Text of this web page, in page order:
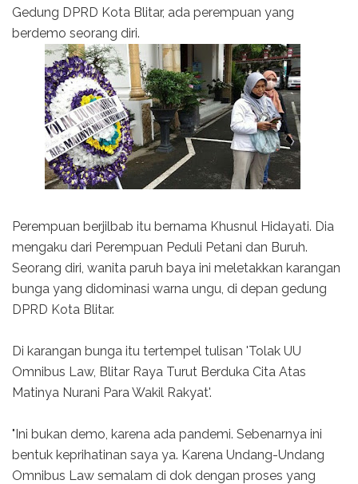
Gedung DPRD Kota Blitar, ada perempuan yang
berdemo seorang diri.
Perempuan berjilbab itu bernama Khusnul Hidayati. Dia
mengaku dari Perempuan Peduli Petani dan Buruh.
Seorang diri, wanita paruh baya ini meletakkan karangan
bunga yang didominasi warna ungu, di depan gedung
DPRD Kota Blitar.
Di karangan bunga itu tertempel tulisan 'Tolak UU
Omnibus Law, Blitar Raya Turut Berduka Cita Atas
Matinya Nurani Para Wakil Rakyat'.
"Ini bukan demo, karena ada pandemi. Sebenarnya ini
bentuk keprihatinan saya ya. Karena Undang-Undang
Omnibus Law semalam di dok dengan proses yang